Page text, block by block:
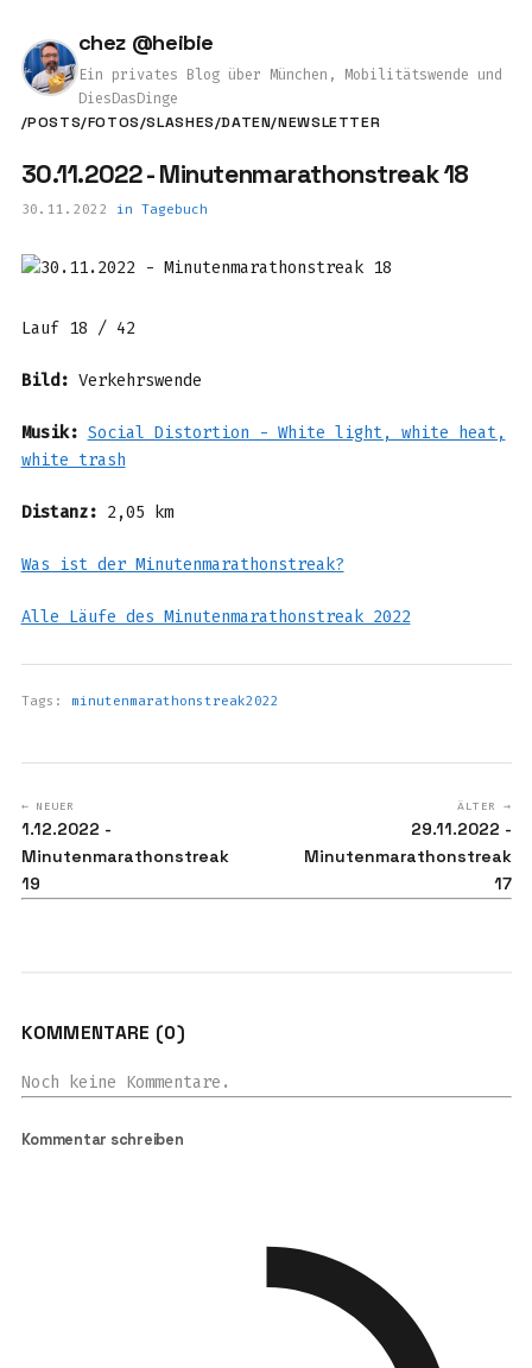
chez @heibie
Ein privates Blog über München, Mobilitätswende und
DiesDasDinge
/POSTS/FOTOS/SLASHES/DATEN/NEWSLETTER
30.11.2022 - Minutenmarathonstreak 18
30.11.2022 inTagebuch
Lauf 18 / 42
Bild: Verkehrswende
Musik: Social Distortion - White light, white heat,
white trash
Distanz: 2,05 km
Was ist der Minutenmarathonstreak?
Alle Läufe des Minutenmarathonstreak 2022
Tags: minutenmarathonstreak2022
← NEUER
1.12.2022 -
Minutenmarathonstreak
19
ÄLTER →
29.11.2022 -
Minutenmarathonstreak
17
KOMMENTARE (0)
Noch keine Kommentare.
Kommentar schreiben